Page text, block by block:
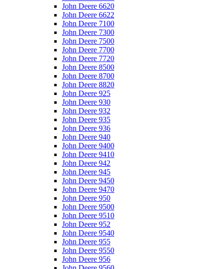
John Deere 6620
John Deere 6622
John Deere 7100
John Deere 7300
John Deere 7500
John Deere 7700
John Deere 7720
John Deere 8500
John Deere 8700
John Deere 8820
John Deere 925
John Deere 930
John Deere 932
John Deere 935
John Deere 936
John Deere 940
John Deere 9400
John Deere 9410
John Deere 942
John Deere 945
John Deere 9450
John Deere 9470
John Deere 950
John Deere 9500
John Deere 9510
John Deere 952
John Deere 9540
John Deere 955
John Deere 9550
John Deere 956